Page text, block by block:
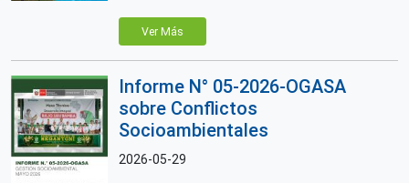
Ver Más
Informe N° 05-2026-OGASA
sobre Conflictos
Socioambientales
2026-05-29